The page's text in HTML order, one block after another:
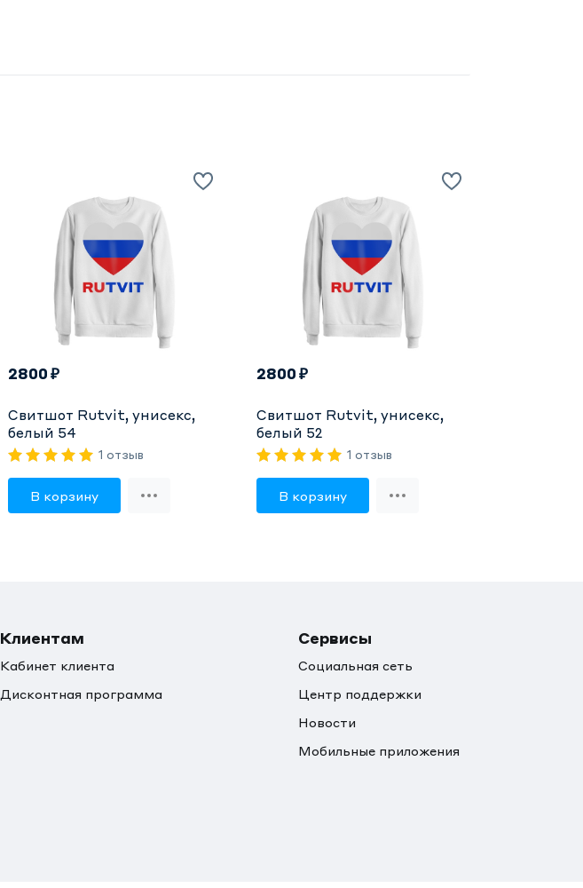
2800 ₽
Свитшот Rutvit, унисекс,
белый 54
1 отзыв
В корзину
2800 ₽
Свитшот Rutvit, унисекс,
белый 52
1 отзыв
В корзину
Клиентам
Кабинет клиента
Дисконтная программа
Сервисы
Социальная сеть
Центр поддержки
Новости
Мобильные приложения